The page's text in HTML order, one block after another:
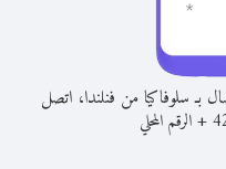
بـ سلوفاكيا من فنلندا، اتصل
+الرقم المحلي